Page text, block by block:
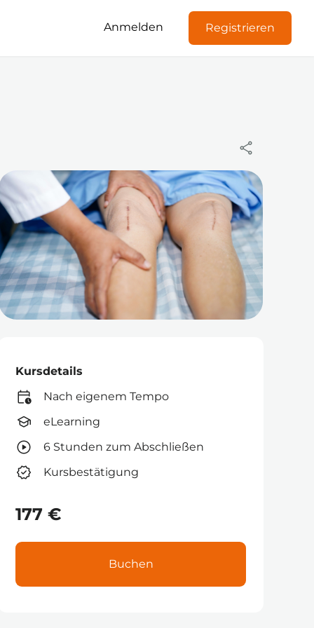
Anmelden Registrieren
Kursdetails
Nach eigenem Tempo
eLearning
6 Stunden zum Abschließen
Kursbestätigung
177 €
Buchen